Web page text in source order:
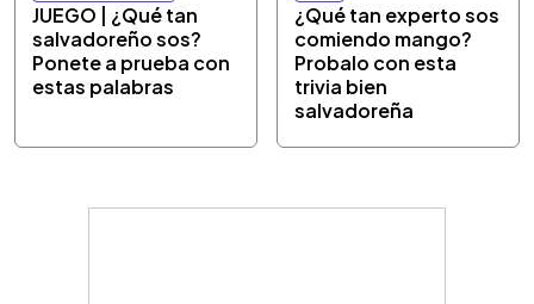
JUEGO | ¿Qué tan
salvadoreño sos?
Ponete a prueba con
estas palabras
¿Qué tan experto sos
comiendo mango?
Probalo con esta
trivia bien
salvadoreña